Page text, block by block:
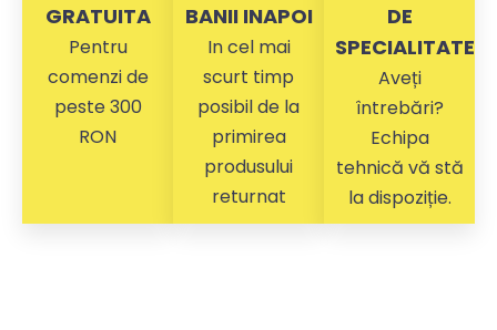
GRATUITA
Pentru
comenzi de
peste 300
RON
BANII INAPOI
In cel mai
scurt timp
posibil de la
primirea
produsului
returnat
DE
SPECIALITATE
Aveți
întrebări?
Echipa
tehnică vă stă
la dispoziție.